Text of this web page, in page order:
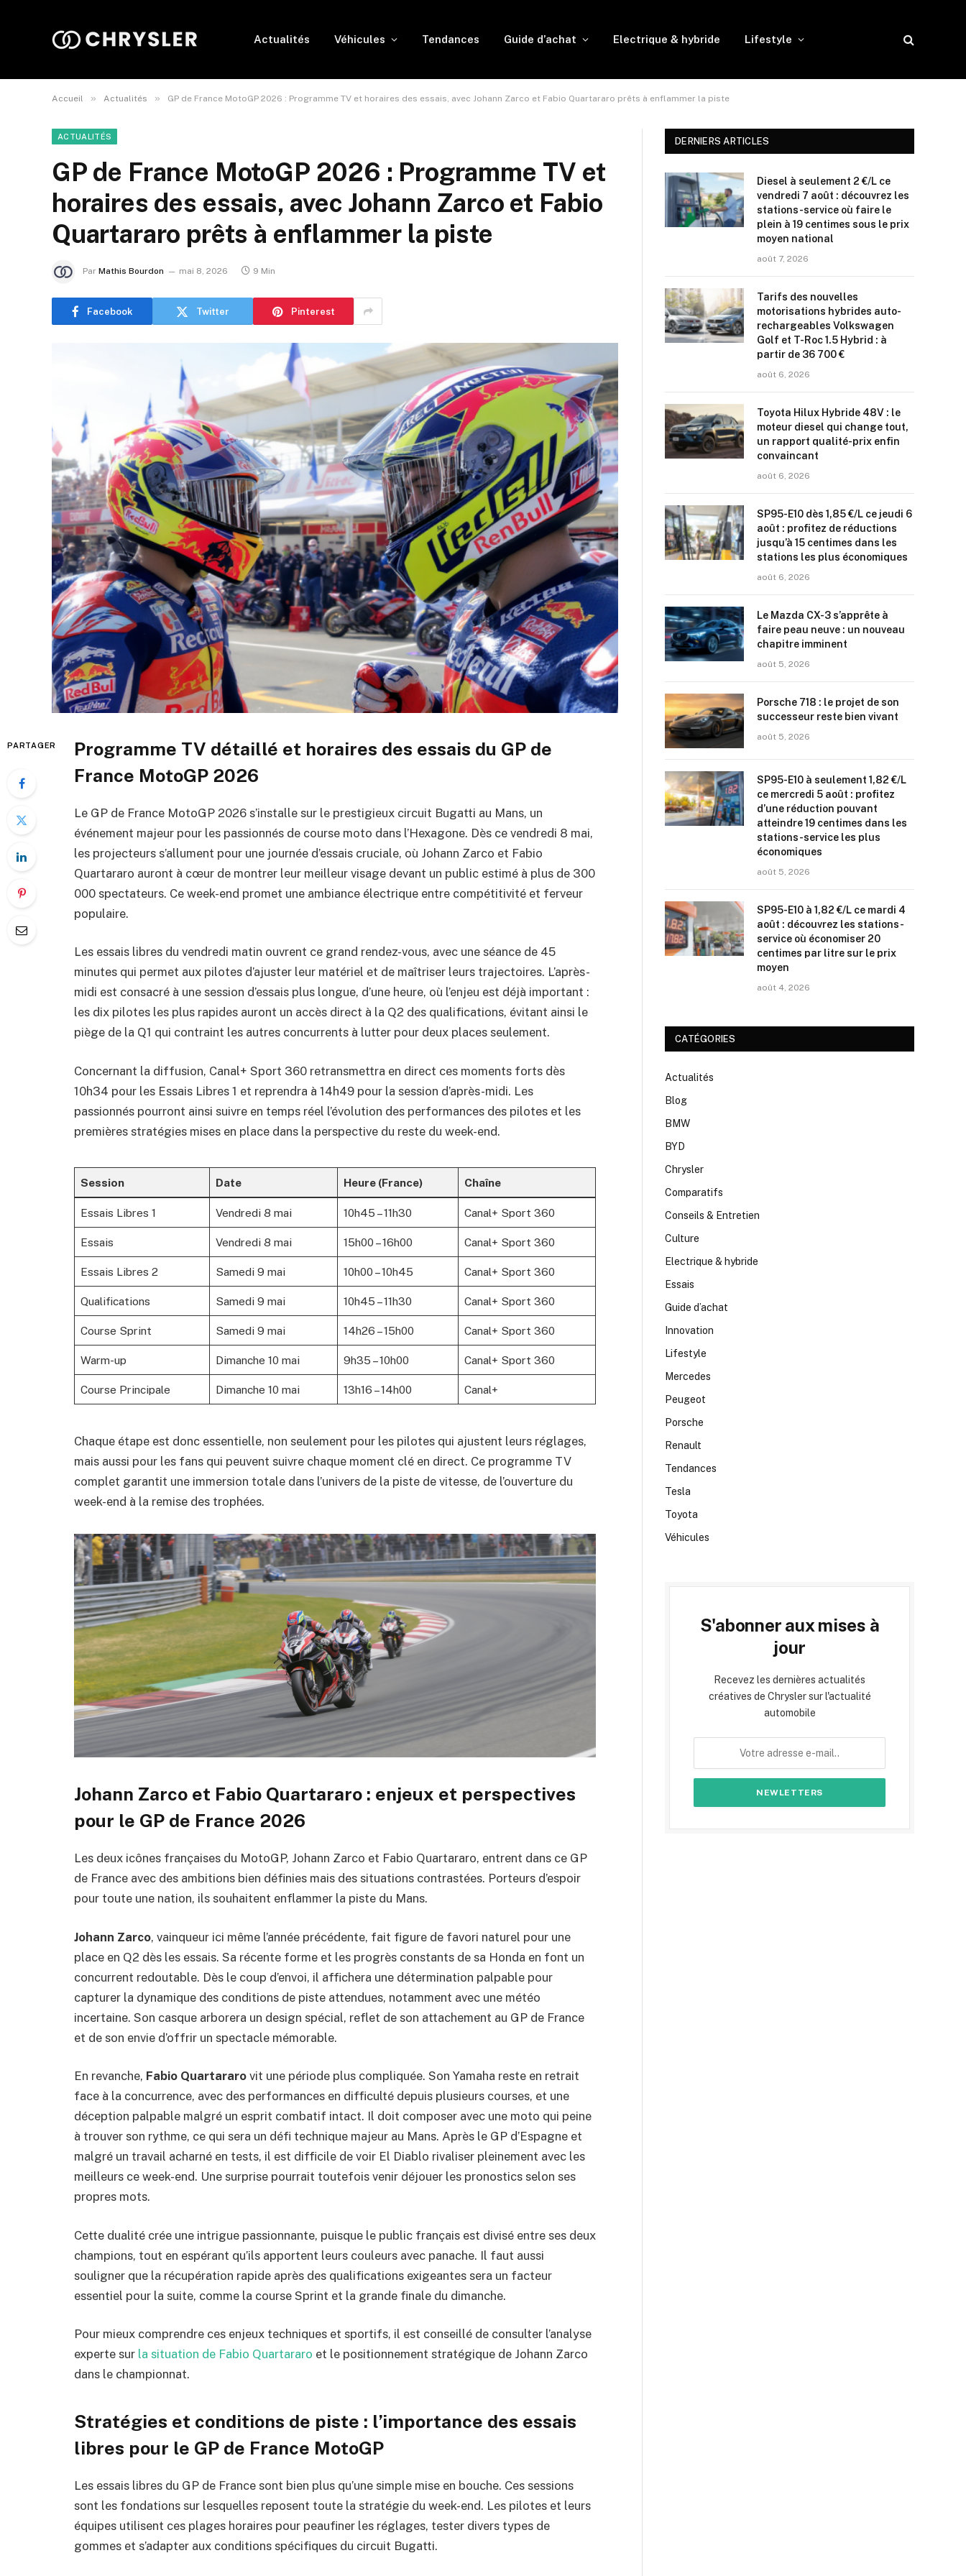
Actualités Véhicules Tendances Guide d’achat Electrique & hybride Lifestyle
Accueil » Actualités » GP de France MotoGP 2026 : Programme TV et horaires des essais, avec Johann Zarco et Fabio Quartararo prêts à enflammer la piste
ACTUALITÉS
GP de France MotoGP 2026 : Programme TV et
horaires des essais, avec Johann Zarco et Fabio
Quartararo prêts à enflammer la piste
Par Mathis Bourdon mai 8, 2026 9 Min
Facebook Twitter Pinterest
PARTAGER
Programme TV détaillé et horaires des essais du GP de
France MotoGP 2026
Le GP de France MotoGP 2026 s’installe sur le prestigieux circuit Bugatti au Mans, un
événement majeur pour les passionnés de course moto dans l’Hexagone. Dès ce vendredi 8 mai,
les projecteurs s’allument pour une journée d’essais cruciale, où Johann Zarco et Fabio
Quartararo auront à cœur de montrer leur meilleur visage devant un public estimé à plus de 300
000 spectateurs. Ce week-end promet une ambiance électrique entre compétitivité et ferveur
populaire.
Les essais libres du vendredi matin ouvrent ce grand rendez-vous, avec une séance de 45
minutes qui permet aux pilotes d’ajuster leur matériel et de maîtriser leurs trajectoires. L’après-
midi est consacré à une session d’essais plus longue, d’une heure, où l’enjeu est déjà important :
les dix pilotes les plus rapides auront un accès direct à la Q2 des qualifications, évitant ainsi le
piège de la Q1 qui contraint les autres concurrents à lutter pour deux places seulement.
Concernant la diffusion, Canal+ Sport 360 retransmettra en direct ces moments forts dès
10h34 pour les Essais Libres 1 et reprendra à 14h49 pour la session d’après-midi. Les
passionnés pourront ainsi suivre en temps réel l’évolution des performances des pilotes et les
premières stratégies mises en place dans la perspective du reste du week-end.
Session Date Heure (France) Chaîne
Essais Libres 1 Vendredi 8 mai 10h45 – 11h30 Canal+ Sport 360
Essais Vendredi 8 mai 15h00 – 16h00 Canal+ Sport 360
Essais Libres 2 Samedi 9 mai 10h00 – 10h45 Canal+ Sport 360
Qualifications Samedi 9 mai 10h45 – 11h30 Canal+ Sport 360
Course Sprint Samedi 9 mai 14h26 – 15h00 Canal+ Sport 360
Warm-up Dimanche 10 mai 9h35 – 10h00 Canal+ Sport 360
Course Principale Dimanche 10 mai 13h16 – 14h00 Canal+
Chaque étape est donc essentielle, non seulement pour les pilotes qui ajustent leurs réglages,
mais aussi pour les fans qui peuvent suivre chaque moment clé en direct. Ce programme TV
complet garantit une immersion totale dans l’univers de la piste de vitesse, de l’ouverture du
week-end à la remise des trophées.
Johann Zarco et Fabio Quartararo : enjeux et perspectives
pour le GP de France 2026
Les deux icônes françaises du MotoGP, Johann Zarco et Fabio Quartararo, entrent dans ce GP
de France avec des ambitions bien définies mais des situations contrastées. Porteurs d’espoir
pour toute une nation, ils souhaitent enflammer la piste du Mans.
Johann Zarco, vainqueur ici même l’année précédente, fait figure de favori naturel pour une
place en Q2 dès les essais. Sa récente forme et les progrès constants de sa Honda en font un
concurrent redoutable. Dès le coup d’envoi, il affichera une détermination palpable pour
capturer la dynamique des conditions de piste attendues, notamment avec une météo
incertaine. Son casque arborera un design spécial, reflet de son attachement au GP de France
et de son envie d’offrir un spectacle mémorable.
En revanche, Fabio Quartararo vit une période plus compliquée. Son Yamaha reste en retrait
face à la concurrence, avec des performances en difficulté depuis plusieurs courses, et une
déception palpable malgré un esprit combatif intact. Il doit composer avec une moto qui peine
à trouver son rythme, ce qui sera un défi technique majeur au Mans. Après le GP d’Espagne et
malgré un travail acharné en tests, il est difficile de voir El Diablo rivaliser pleinement avec les
meilleurs ce week-end. Une surprise pourrait toutefois venir déjouer les pronostics selon ses
propres mots.
Cette dualité crée une intrigue passionnante, puisque le public français est divisé entre ses deux
champions, tout en espérant qu’ils apportent leurs couleurs avec panache. Il faut aussi
souligner que la récupération rapide après des qualifications exigeantes sera un facteur
essentiel pour la suite, comme la course Sprint et la grande finale du dimanche.
Pour mieux comprendre ces enjeux techniques et sportifs, il est conseillé de consulter l’analyse
experte sur la situation de Fabio Quartararo et le positionnement stratégique de Johann Zarco
dans le championnat.
Stratégies et conditions de piste : l’importance des essais
libres pour le GP de France MotoGP
Les essais libres du GP de France sont bien plus qu’une simple mise en bouche. Ces sessions
sont les fondations sur lesquelles reposent toute la stratégie du week-end. Les pilotes et leurs
équipes utilisent ces plages horaires pour peaufiner les réglages, tester divers types de
gommes et s’adapter aux conditions spécifiques du circuit Bugatti.
DERNIERS ARTICLES
Diesel à seulement 2 €/L ce
vendredi 7 août : découvrez les
stations-service où faire le
plein à 19 centimes sous le prix
moyen national
août 7, 2026
Tarifs des nouvelles
motorisations hybrides auto-
rechargeables Volkswagen
Golf et T-Roc 1.5 Hybrid : à
partir de 36 700 €
août 6, 2026
Toyota Hilux Hybride 48V : le
moteur diesel qui change tout,
un rapport qualité-prix enfin
convaincant
août 6, 2026
SP95-E10 dès 1,85 €/L ce jeudi 6
août : profitez de réductions
jusqu’à 15 centimes dans les
stations les plus économiques
août 6, 2026
Le Mazda CX-3 s’apprête à
faire peau neuve : un nouveau
chapitre imminent
août 5, 2026
Porsche 718 : le projet de son
successeur reste bien vivant
août 5, 2026
SP95-E10 à seulement 1,82 €/L
ce mercredi 5 août : profitez
d’une réduction pouvant
atteindre 19 centimes dans les
stations-service les plus
économiques
août 5, 2026
SP95-E10 à 1,82 €/L ce mardi 4
août : découvrez les stations-
service où économiser 20
centimes par litre sur le prix
moyen
août 4, 2026
CATÉGORIES
Actualités
Blog
BMW
BYD
Chrysler
Comparatifs
Conseils & Entretien
Culture
Electrique & hybride
Essais
Guide d’achat
Innovation
Lifestyle
Mercedes
Peugeot
Porsche
Renault
Tendances
Tesla
Toyota
Véhicules
S'abonner aux mises à
jour
Recevez les dernières actualités
créatives de Chrysler sur l'actualité
automobile